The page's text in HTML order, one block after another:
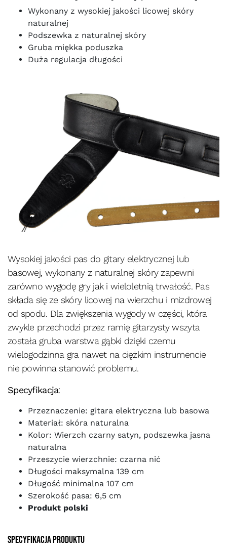
Wykonany z wysokiej jakości licowej skóry
naturalnej
Podszewka z naturalnej skóry
Gruba miękka poduszka
Duża regulacja długości
Wysokiej jakości pas do gitary elektrycznej lub
basowej, wykonany z naturalnej skóry zapewni
zarówno wygodę gry jak i wieloletnią trwałość. Pas
składa się ze skóry licowej na wierzchu i mizdrowej
od spodu. Dla zwiększenia wygody w części, która
zwykle przechodzi przez ramię gitarzysty wszyta
została gruba warstwa gąbki dzięki czemu
wielogodzinna gra nawet na ciężkim instrumencie
nie powinna stanowić problemu.
Specyfikacja:
Przeznaczenie: gitara elektryczna lub basowa
Materiał: skóra naturalna
Kolor: Wierzch czarny satyn, podszewka jasna
naturalna
Przeszycie wierzchnie: czarna nić
Długości maksymalna 139 cm
Długość minimalna 107 cm
Szerokość pasa: 6,5 cm
Produkt polski
Specyfikacja produktu